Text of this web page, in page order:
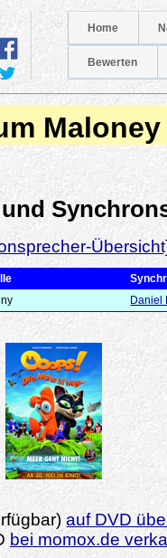
Home
Bewerten
Maloney
Daniel
auf DVD
bei momox.de